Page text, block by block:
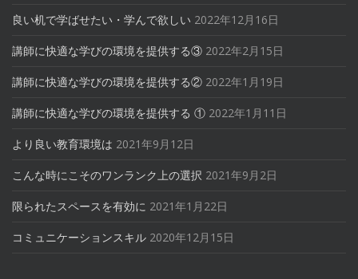
良い机で学ばせたい・学んで欲しい 2022年12月16日
講師に快適な学びの環境を提供する③ 2022年2月15日
講師に快適な学びの環境を提供する② 2022年1月19日
講師に快適な学びの環境を提供する ① 2022年1月11日
より良い教育環境は 2021年9月12日
こんな時にこそのワンランク上の選択 2021年9月2日
限られたスペースを有効に 2021年1月22日
コミュニケーションスキル 2020年12月15日